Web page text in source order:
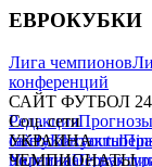
ЕВРОКУБКИ
Лига чемпионов
конференций
САЙТ ФУТБОЛ 24
РедакцияПрогнозы
сайтуКонтакты
политика
Соц. сети
facebookxyoutube
УКРАИНА
УкраинаПервая
ЧЕМПИОНАТЫ